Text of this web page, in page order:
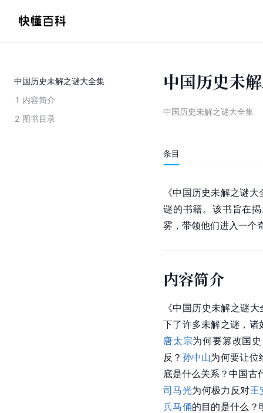
中国历史未解之谜大全集
1 内容简介
2 图书目录
中国历史未
中国历史未解之谜大全集
条目
《中国历史未解之谜
谜的书籍。该书旨在
雾，带领他们进入一个
内容简介
《中国历史未解之谜
下了许多未解之谜，
唐太宗为何要篡改国
反？ 孙中山为何要让位
底是什么关系？中国古
司马光为何极力反对王
兵马俑的目的是什么？